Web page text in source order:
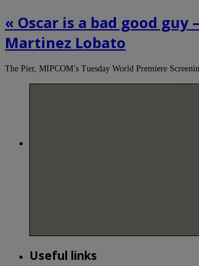
« Oscar is a bad good
Martinez Lobato
The Pier, MIPCOM’s Tuesday World Premiere
Useful links